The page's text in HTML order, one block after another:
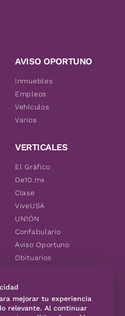
AVISO OPORTUNO
Inmuebles
Empleos
Vehículos
Varios
VERTICALES
El Gráfico
De10.mx
Clase
ViveUSA
UN1ÓN
Confabulario
Aviso Oportuno
Obituarios
Consultas
mejorar tu experiencia
relevante. Al continuar